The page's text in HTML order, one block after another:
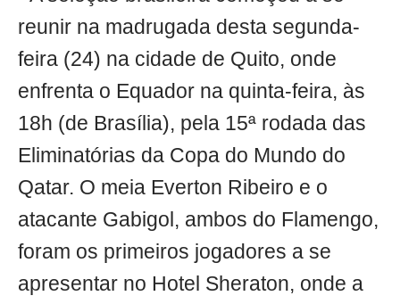
reunir na madrugada desta segunda-
feira (24) na cidade de Quito, onde
enfrenta o Equador na quinta-feira, às
18h (de Brasília), pela 15ª rodada das
Eliminatórias da Copa do Mundo do
Qatar. O meia Everton Ribeiro e o
atacante Gabigol, ambos do Flamengo,
foram os primeiros jogadores a se
apresentar no Hotel Sheraton, onde a